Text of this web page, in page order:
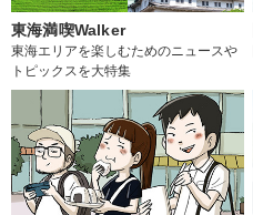
東海満喫Walker
東海エリアを楽しむためのニュースや
トピックスを大特集